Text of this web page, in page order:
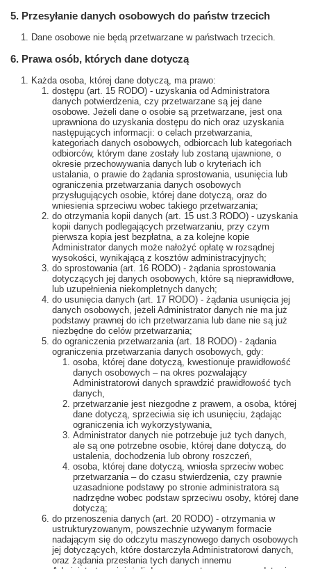
5. Przesyłanie danych osobowych do państw trzecich
Dane osobowe nie będą przetwarzane w państwach trzecich.
6. Prawa osób, których dane dotyczą
Każda osoba, której dane dotyczą, ma prawo:
dostępu (art. 15 RODO) - uzyskania od Administratora
danych potwierdzenia, czy przetwarzane są jej dane
osobowe. Jeżeli dane o osobie są przetwarzane, jest ona
uprawniona do uzyskania dostępu do nich oraz uzyskania
następujących informacji: o celach przetwarzania,
kategoriach danych osobowych, odbiorcach lub kategoriach
odbiorców, którym dane zostały lub zostaną ujawnione, o
okresie przechowywania danych lub o kryteriach ich
ustalania, o prawie do żądania sprostowania, usunięcia lub
ograniczenia przetwarzania danych osobowych
przysługujących osobie, której dane dotyczą, oraz do
wniesienia sprzeciwu wobec takiego przetwarzania;
do otrzymania kopii danych (art. 15 ust.3 RODO) - uzyskania
kopii danych podlegających przetwarzaniu, przy czym
pierwsza kopia jest bezpłatna, a za kolejne kopie
Administrator danych może nałożyć opłatę w rozsądnej
wysokości, wynikającą z kosztów administracyjnych;
do sprostowania (art. 16 RODO) - żądania sprostowania
dotyczących jej danych osobowych, które są nieprawidłowe,
lub uzupełnienia niekompletnych danych;
do usunięcia danych (art. 17 RODO) - żądania usunięcia jej
danych osobowych, jeżeli Administrator danych nie ma już
podstawy prawnej do ich przetwarzania lub dane nie są już
niezbędne do celów przetwarzania;
do ograniczenia przetwarzania (art. 18 RODO) - żądania
ograniczenia przetwarzania danych osobowych, gdy:
osoba, której dane dotyczą, kwestionuje prawidłowość
danych osobowych – na okres pozwalający
Administratorowi danych sprawdzić prawidłowość tych
danych,
przetwarzanie jest niezgodne z prawem, a osoba, której
dane dotyczą, sprzeciwia się ich usunięciu, żądając
ograniczenia ich wykorzystywania,
Administrator danych nie potrzebuje już tych danych,
ale są one potrzebne osobie, której dane dotyczą, do
ustalenia, dochodzenia lub obrony roszczeń,
osoba, której dane dotyczą, wniosła sprzeciw wobec
przetwarzania – do czasu stwierdzenia, czy prawnie
uzasadnione podstawy po stronie administratora są
nadrzędne wobec podstaw sprzeciwu osoby, której dane
dotyczą;
do przenoszenia danych (art. 20 RODO) - otrzymania w
ustrukturyzowanym, powszechnie używanym formacie
nadającym się do odczytu maszynowego danych osobowych
jej dotyczących, które dostarczyła Administratorowi danych,
oraz żądania przesłania tych danych innemu